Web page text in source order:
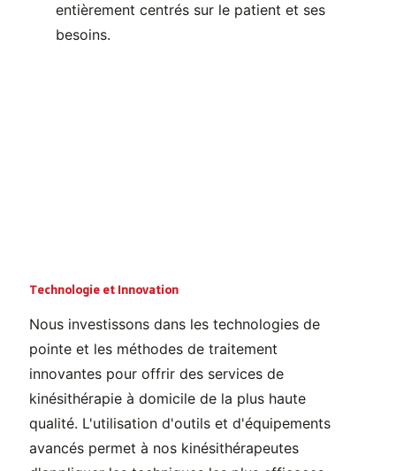
entièrement centrés sur le patient et ses
besoins.
Technologie et Innovation
Nous investissons dans les technologies de
pointe et les méthodes de traitement
innovantes pour offrir des services de
kinésithérapie à domicile de la plus haute
qualité. L'utilisation d'outils et d'équipements
avancés permet à nos kinésithérapeutes